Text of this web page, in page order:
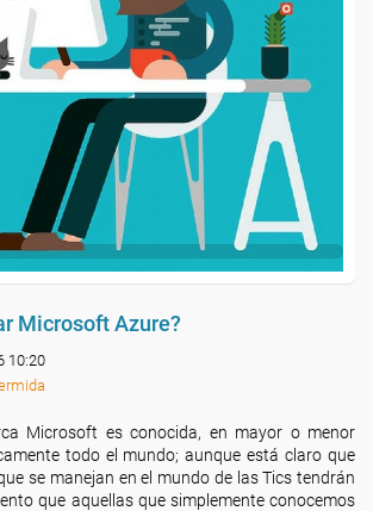
Microsoft Azure?
10:20
Microsoft es conocida, en mayor o menor
todo el mundo; aunque está claro que
se manejan en el mundo de las Tics tendrán
que aquellas que simplemente conocemos